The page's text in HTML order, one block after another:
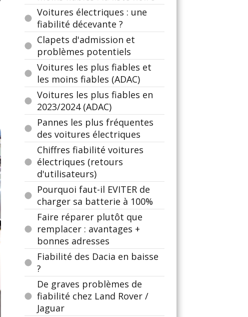
Voitures électriques : une
fiabilité décevante ?
Clapets d'admission et
problèmes potentiels
Voitures les plus fiables et
les moins fiables (ADAC)
Voitures les plus fiables en
2023/2024 (ADAC)
Pannes les plus fréquentes
des voitures électriques
Chiffres fiabilité voitures
électriques (retours
d'utilisateurs)
Pourquoi faut-il EVITER de
charger sa batterie à 100%
Faire réparer plutôt que
remplacer : avantages +
bonnes adresses
Fiabilité des Dacia en baisse
?
De graves problèmes de
fiabilité chez Land Rover /
Jaguar